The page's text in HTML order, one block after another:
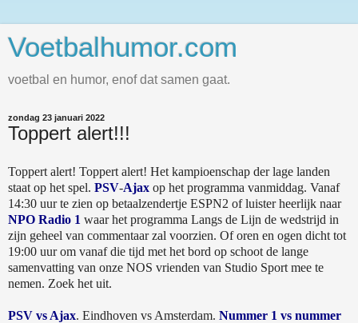
Voetbalhumor.com
voetbal en humor, enof dat samen gaat.
zondag 23 januari 2022
Toppert alert!!!
Toppert alert! Toppert alert! Het kampioenschap der lage landen
staat op het spel. PSV-Ajax op het programma vanmiddag. Vanaf
14:30 uur te zien op betaalzendertje ESPN2 of luister heerlijk naar
NPO Radio 1 waar het programma Langs de Lijn de wedstrijd in
zijn geheel van commentaar zal voorzien. Of oren en ogen dicht tot
19:00 uur om vanaf die tijd met het bord op schoot de lange
samenvatting van onze NOS vrienden van Studio Sport mee te
nemen. Zoek het uit.
PSV vs Ajax. Eindhoven vs Amsterdam. Nummer 1 vs nummer